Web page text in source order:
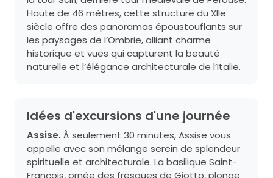
Haute de 46 mètres, cette structure du XIIe
siècle offre des panoramas époustouflants sur
les paysages de l’Ombrie, alliant charme
historique et vues qui capturent la beauté
naturelle et l’élégance architecturale de l’Italie.
Idées d'excursions d'une journée
Assise. À seulement 30 minutes, Assise vous
appelle avec son mélange serein de splendeur
spirituelle et architecturale. La basilique Saint-
François, ornée des fresques de Giotto, plonge